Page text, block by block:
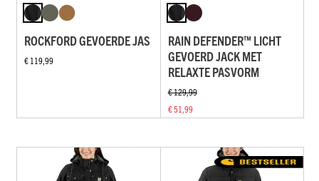
ROCKFORD GEVOERDE JAS
€ 119,99
RAIN DEFENDER™ LICHT
GEVOERD JACK MET
RELAXTE PASVORM
€ 129,99
€ 51,99